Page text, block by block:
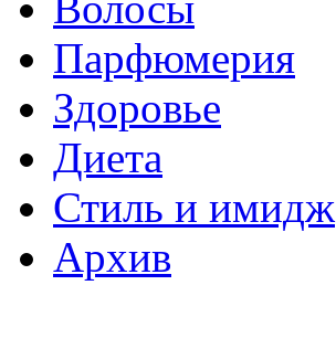
Парфюмерия
Здоровье
Диета
Стиль и имидж
Архив